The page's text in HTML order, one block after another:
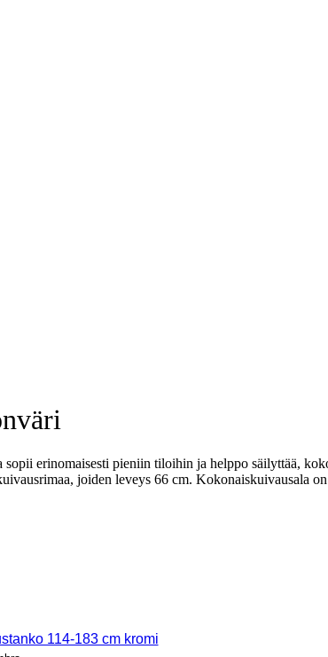
erinomaisesti pieniin tiloihin ja helppo säilyttää,
joiden leveys 66 cm. Kokonaiskuivausala
114-183 cm kromi